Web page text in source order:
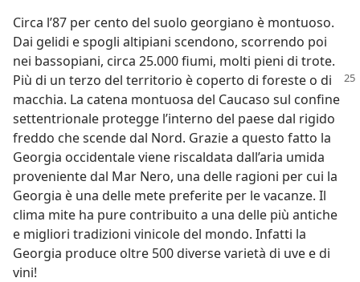
Circa l’87 per cento del suolo georgiano è montuoso.
Dai gelidi e spogli altipiani scendono, scorrendo poi
nei bassopiani, circa 25.000 fiumi, molti pieni di trote.
Più di un terzo del territorio è coperto di foreste o di
macchia. La catena montuosa del Caucaso sul confine
settentrionale protegge l’interno del paese dal rigido
freddo che scende dal Nord. Grazie a questo fatto la
Georgia occidentale viene riscaldata dall’aria umida
proveniente dal Mar Nero, una delle ragioni per cui la
Georgia è una delle mete preferite per le vacanze. Il
clima mite ha pure contribuito a una delle più antiche
e migliori tradizioni vinicole del mondo. Infatti la
Georgia produce oltre 500 diverse varietà di uve e di
vini!